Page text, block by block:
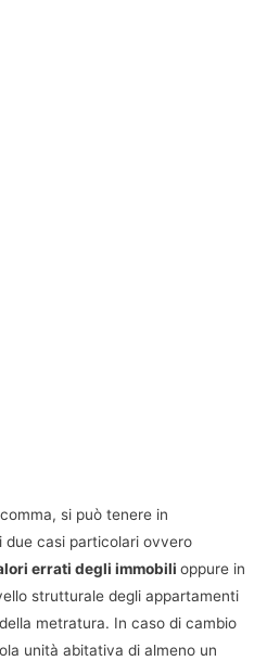
si può tenere in
due casi particolari ovvero
errati degli immobili oppure in
strutturale degli appartamenti
metratura. In caso di cambio
unità abitativa di almeno un